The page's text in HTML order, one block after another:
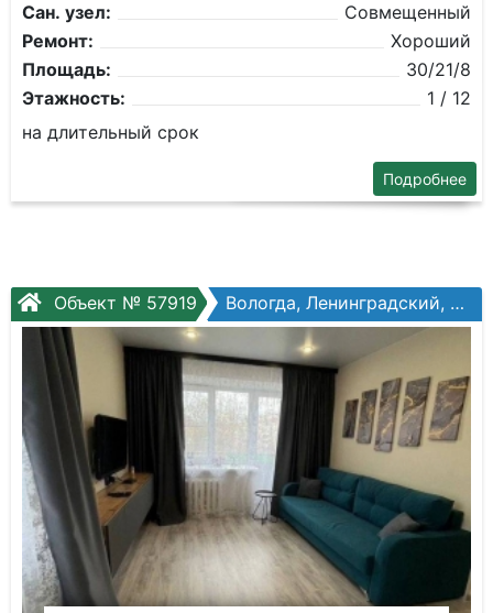
Сан. узел:
Совмещенный
Ремонт:
Хороший
Площадь:
30/21/8
Этажность:
1 / 12
на длительный срок
Подробнее
Объект № 57919 Вологда, Ленинградский, Солодунова ул, №60